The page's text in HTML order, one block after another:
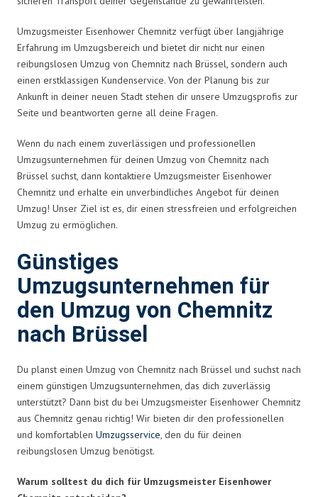
Umzugsmeister Eisenhower Chemnitz verfügt über langjährige
Erfahrung im Umzugsbereich und bietet dir nicht nur einen
reibungslosen Umzug von Chemnitz nach Brüssel, sondern auch
einen erstklassigen Kundenservice. Von der Planung bis zur
Ankunft in deiner neuen Stadt stehen dir unsere Umzugsprofis zur
Seite und beantworten gerne all deine Fragen.
Wenn du nach einem zuverlässigen und professionellen
Umzugsunternehmen für deinen Umzug von Chemnitz nach
Brüssel suchst, dann kontaktiere Umzugsmeister Eisenhower
Chemnitz und erhalte ein unverbindliches Angebot für deinen
Umzug! Unser Ziel ist es, dir einen stressfreien und erfolgreichen
Umzug zu ermöglichen.
Günstiges
Umzugsunternehmen für
den Umzug von Chemnitz
nach Brüssel
Du planst einen Umzug von Chemnitz nach Brüssel und suchst nach
einem günstigen Umzugsunternehmen, das dich zuverlässig
unterstützt? Dann bist du bei Umzugsmeister Eisenhower Chemnitz
aus Chemnitz genau richtig! Wir bieten dir den professionellen
und komfortablen Umzugsservice, den du für deinen
reibungslosen Umzug benötigst.
Warum solltest du dich für Umzugsmeister Eisenhower